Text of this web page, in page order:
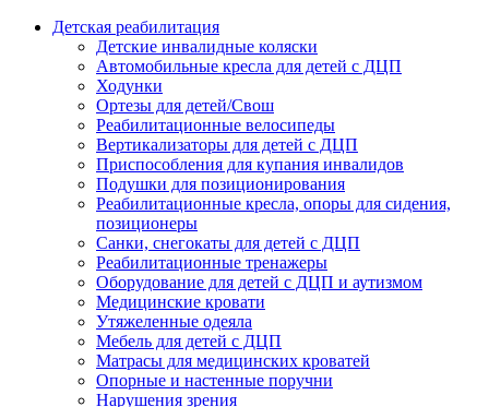
Детская реабилитация
Детские инвалидные коляски
Автомобильные кресла для детей с ДЦП
Ходунки
Ортезы для детей/Свош
Реабилитационные велосипеды
Вертикализаторы для детей с ДЦП
Приспособления для купания инвалидов
Подушки для позиционирования
Реабилитационные кресла, опоры для сидения,
позиционеры
Санки, снегокаты для детей с ДЦП
Реабилитационные тренажеры
Оборудование для детей с ДЦП и аутизмом
Медицинские кровати
Утяжеленные одеяла
Мебель для детей с ДЦП
Матрасы для медицинских кроватей
Опорные и настенные поручни
Нарушения зрения